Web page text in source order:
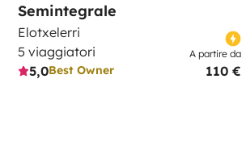
Semintegrale
Elotxelerri
5 viaggiatori
5,0Best Owner
A partire da
110 €